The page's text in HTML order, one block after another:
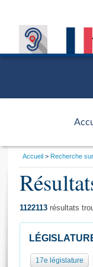
Général
Vous
Accueil Recherche
1122113 résultats
17e législature